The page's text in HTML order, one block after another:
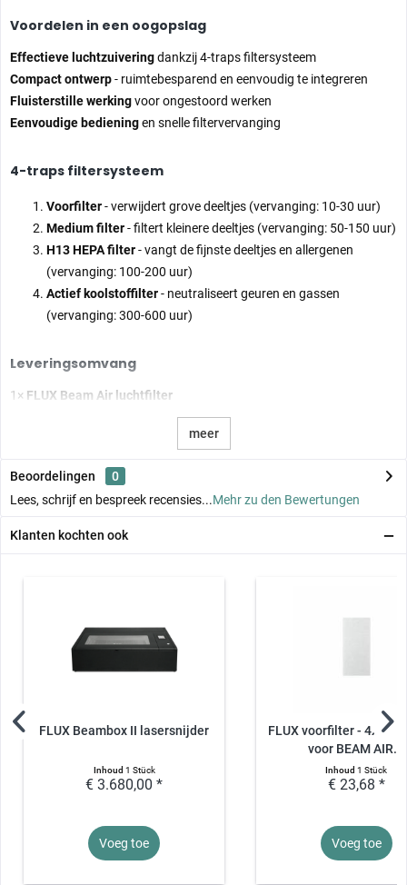
Voordelen in een oogopslag
Effectieve luchtzuiveringdankzij 4-traps filtersysteem
Compact ontwerp- ruimtebesparend en eenvoudig te integreren
Fluisterstille werkingvoor ongestoord werken
Eenvoudige bedieningen snelle filtervervanging
4-traps filtersysteem
Voorfilter- verwijdert grove deeltjes (vervanging: 10-30 uur)
Medium filter- filtert kleinere deeltjes (vervanging: 50-150 uur)
H13 HEPA filter- vangt de fijnste deeltjes en allergenen
(vervanging: 100-200 uur)
Actief koolstoffilter- neutraliseert geuren en gassen
(vervanging: 300-600 uur)
Leveringsomvang
1× FLUX Beam Air luchtfilter
meer
Beoordelingen
0
Lees, schrijf en bespreek recensies...Mehr zu den Bewertungen
Klanten kochten ook
FLUX Beambox II lasersnijder
Inhoud 1 Stück
€ 3.680,00 *
Voeg toe
FLUX voorfilter - 4x
voor BEAM AIR...
Inhoud1 Stück
€ 23,68 *
Voeg toe